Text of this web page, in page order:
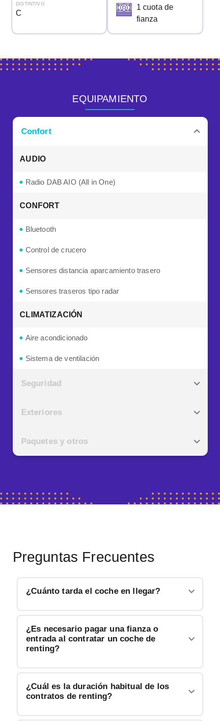
DISTINTIVO
C
1 cuota de
fianza
EQUIPAMIENTO
Confort
AUDIO
Radio DAB AIO (All in One)
CONFORT
Bluetooth
Control de crucero
Sensores distancia aparcamiento trasero
Sensores traseros tipo radar
CLIMATIZACIÓN
Aire acondicionado
Sistema de ventilación
Seguridad
Exteriores
Paquetes y otros
Preguntas Frecuentes
¿Cuánto tarda el coche en llegar?
¿Es necesario pagar una fianza o
entrada al contratar un coche de
renting?
¿Cuál es la duración habitual de los
contratos de renting?